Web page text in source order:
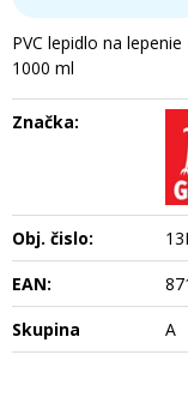
PVC lepidlo na
1000 ml
Značka:
Obj. čislo:
EAN:
Skupina
A